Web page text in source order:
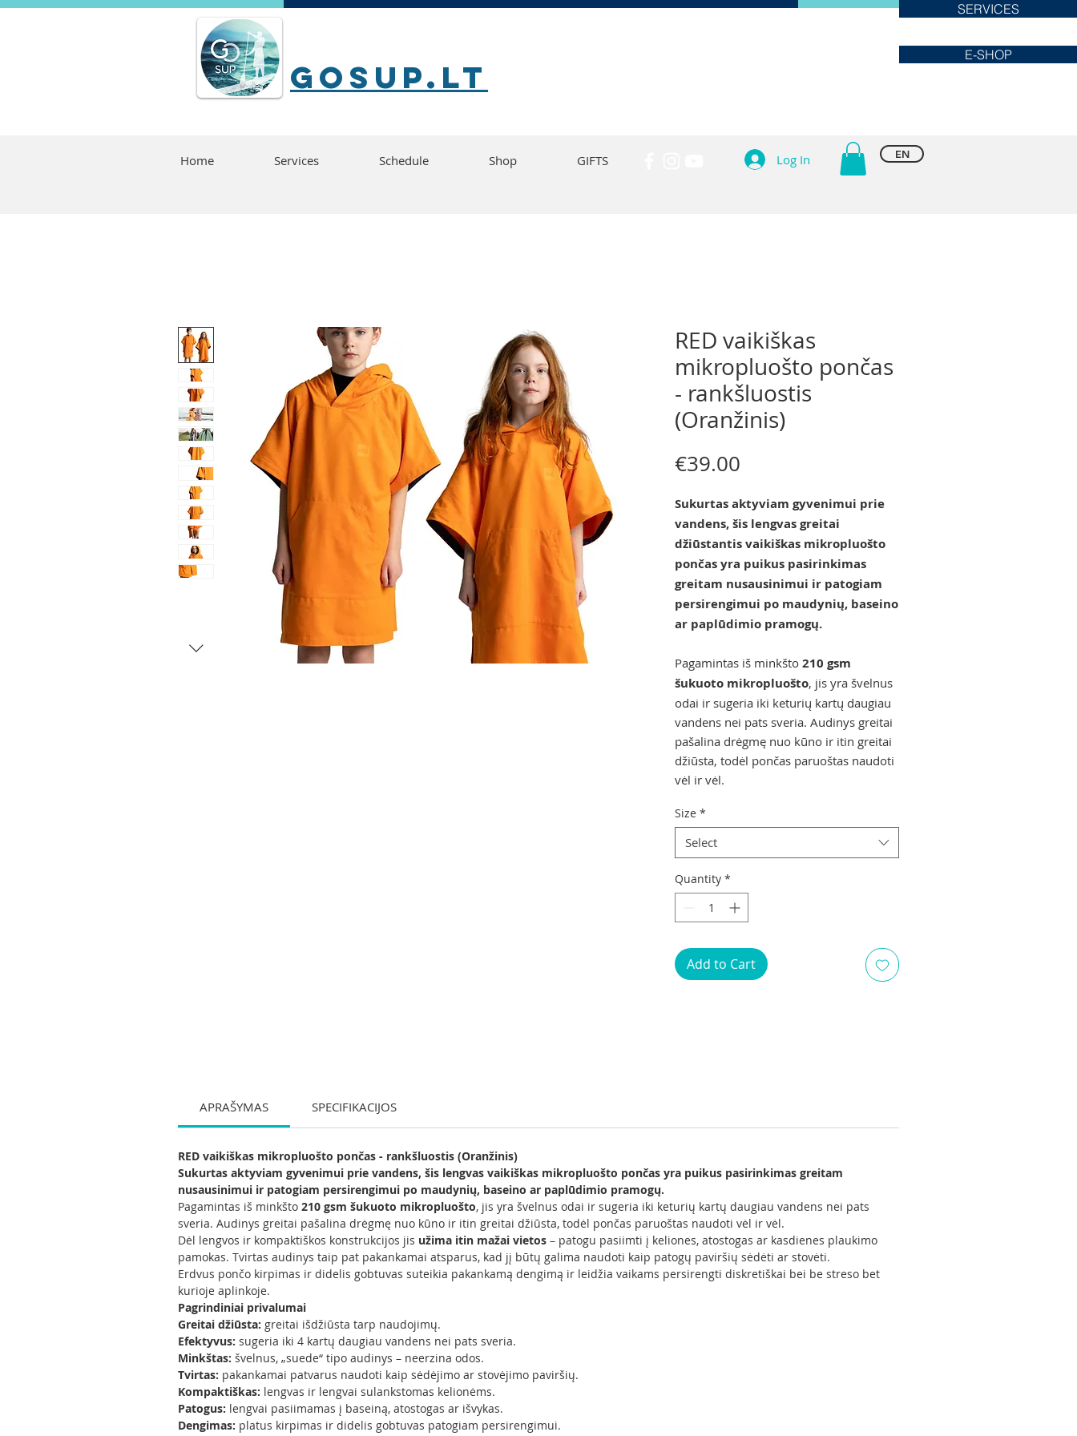
SERVICES
E-SHOP
goSUP.lt
Home Services Schedule Shop GIFTS Log In EN
RED vaikiškas
mikropluošto pončas
- rankšluostis
(Oranžinis)
€39.00
Sukurtas aktyviam gyvenimui prie
vandens, šis lengvas greitai
džiūstantis vaikiškas mikropluošto
pončas yra puikus pasirinkimas
greitam nusausinimui ir patogiam
persirengimui po maudynių, baseino
ar paplūdimio pramogų.
Pagamintas iš minkšto 210 gsm
šukuoto mikropluošto, jis yra švelnus
odai ir sugeria iki keturių kartų daugiau
vandens nei pats sveria. Audinys greitai
pašalina drėgmę nuo kūno ir itin greitai
džiūsta, todėl pončas paruoštas naudoti
vėl ir vėl.
Size *
Select
Quantity *
Add to Cart
APRAŠYMAS SPECIFIKACIJOS
RED vaikiškas mikropluošto pončas - rankšluostis (Oranžinis)
Sukurtas aktyviam gyvenimui prie vandens, šis lengvas vaikiškas mikropluošto pončas yra puikus pasirinkimas greitam
nusausinimui ir patogiam persirengimui po maudynių, baseino ar paplūdimio pramogų.
Pagamintas iš minkšto 210 gsm šukuoto mikropluošto, jis yra švelnus odai ir sugeria iki keturių kartų daugiau vandens nei pats
sveria. Audinys greitai pašalina drėgmę nuo kūno ir itin greitai džiūsta, todėl pončas paruoštas naudoti vėl ir vėl.
Dėl lengvos ir kompaktiškos konstrukcijos jis užima itin mažai vietos – patogu pasiimti į keliones, atostogas ar kasdienes plaukimo
pamokas. Tvirtas audinys taip pat pakankamai atsparus, kad jį būtų galima naudoti kaip patogų paviršių sėdėti ar stovėti.
Erdvus pončo kirpimas ir didelis gobtuvas suteikia pakankamą dengimą ir leidžia vaikams persirengti diskretiškai bei be streso bet
kurioje aplinkoje.
Pagrindiniai privalumai
Greitai džiūsta: greitai išdžiūsta tarp naudojimų.
Efektyvus: sugeria iki 4 kartų daugiau vandens nei pats sveria.
Minkštas: švelnus, „suede“ tipo audinys – neerzina odos.
Tvirtas: pakankamai patvarus naudoti kaip sėdėjimo ar stovėjimo paviršių.
Kompaktiškas: lengvas ir lengvai sulankstomas kelionėms.
Patogus: lengvai pasiimamas į baseiną, atostogas ar išvykas.
Dengimas: platus kirpimas ir didelis gobtuvas patogiam persirengimui.